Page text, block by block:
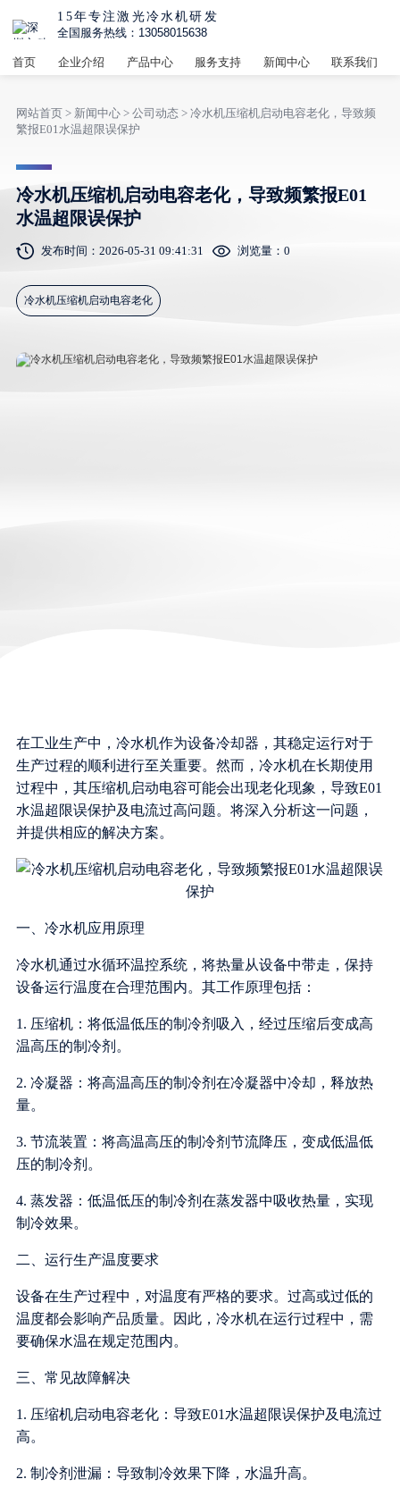
15年专注激光冷水机研发
全国服务热线：13058015638
首页 企业介绍 产品中心 服务支持 新闻中心 联系我们
网站首页> 新闻中心> 公司动态> 冷水机压缩机启动电容老化，导致频
繁报E01水温超限误保护
冷水机压缩机启动电容老化，导致频繁报E01
水温超限误保护
发布时间：2026-05-31 09:41:31 浏览量： 0
冷水机压缩机启动电容老化
在工业生产中，冷水机作为设备冷却器，其稳定运行对于
生产过程的顺利进行至关重要。然而，冷水机在长期使用
过程中，其压缩机启动电容可能会出现老化现象，导致E01
水温超限误保护及电流过高问题。将深入分析这一问题，
并提供相应的解决方案。
一、冷水机应用原理
冷水机通过水循环温控系统，将热量从设备中带走，保持
设备运行温度在合理范围内。其工作原理包括：
1. 压缩机：将低温低压的制冷剂吸入，经过压缩后变成高
温高压的制冷剂。
2. 冷凝器：将高温高压的制冷剂在冷凝器中冷却，释放热
量。
3. 节流装置：将高温高压的制冷剂节流降压，变成低温低
压的制冷剂。
4. 蒸发器：低温低压的制冷剂在蒸发器中吸收热量，实现
制冷效果。
二、运行生产温度要求
设备在生产过程中，对温度有严格的要求。过高或过低的
温度都会影响产品质量。因此，冷水机在运行过程中，需
要确保水温在规定范围内。
三、常见故障解决
1. 压缩机启动电容老化：导致E01水温超限误保护及电流过
高。
2. 制冷剂泄漏：导致制冷效果下降，水温升高。